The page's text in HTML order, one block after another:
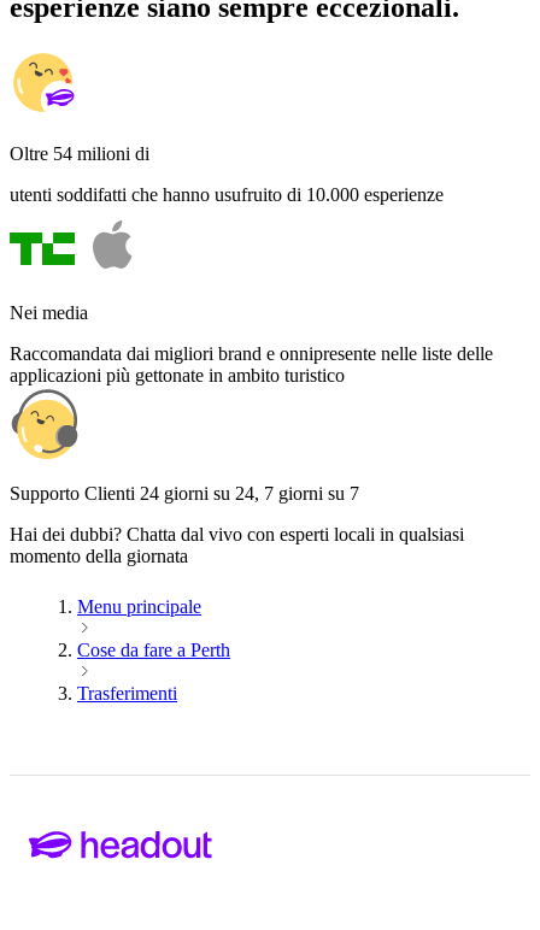
esperienze siano sempre eccezionali.
Oltre 54 milioni di
utenti soddifatti che hanno usufruito di 10.000 esperienze
Nei media
Raccomandata dai migliori brand e onnipresente nelle liste delle
applicazioni più gettonate in ambito turistico
Supporto Clienti 24 giorni su 24, 7 giorni su 7
Hai dei dubbi? Chatta dal vivo con esperti locali in qualsiasi
momento della giornata
Menu principale
Cose da fare a Perth
Trasferimenti